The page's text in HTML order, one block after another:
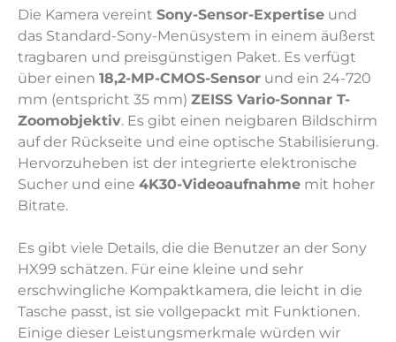
Die Kamera vereint Sony-Sensor-Expertise und
das Standard-Sony-Menüsystem in einem äußerst
tragbaren und preisgünstigen Paket. Es verfügt
über einen 18,2-MP-CMOS-Sensor und ein 24-720
mm (entspricht 35 mm) ZEISS Vario-Sonnar T-
Zoomobjektiv. Es gibt einen neigbaren Bildschirm
auf der Rückseite und eine optische Stabilisierung.
Hervorzuheben ist der integrierte elektronische
Sucher und eine 4K30-Videoaufnahme mit hoher
Bitrate.
Es gibt viele Details, die die Benutzer an der Sony
HX99 schätzen. Für eine kleine und sehr
erschwingliche Kompaktkamera, die leicht in die
Tasche passt, ist sie vollgepackt mit Funktionen.
Einige dieser Leistungsmerkmale würden wir